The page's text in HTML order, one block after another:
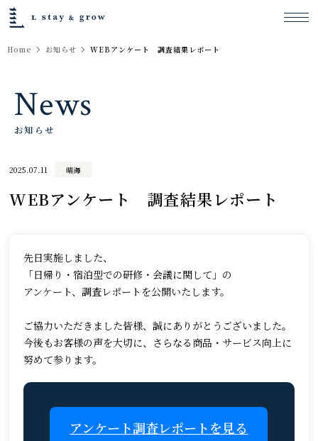
Home お知らせ WEBアンケート 調査結果レポート
News
お知らせ
2025.07.11 晴海
WEBアンケート 調査結果レポート
先日実施しました、
「日帰り・宿泊型での研修・会議に関して」の
アンケート、調査レポートを公開いたします。
ご協力いただきました皆様、誠にありがとうございました。
今後もお客様の声を大切に、さらなる商品・サービス向上に
努めて参ります。
アンケート調査レポートを見る